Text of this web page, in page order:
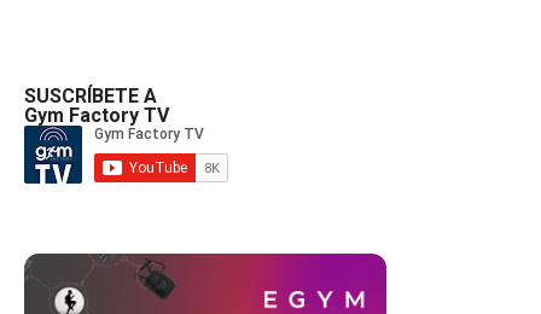
SUSCRÍBETE A
Gym Factory TV